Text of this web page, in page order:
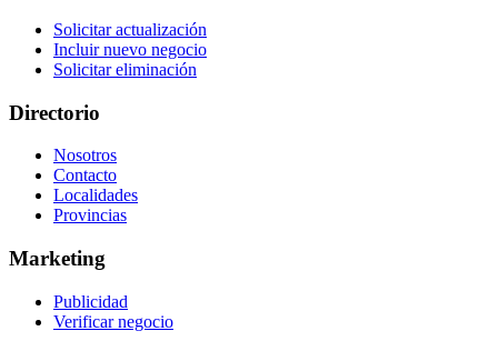
Solicitar actualización
Incluir nuevo negocio
Solicitar eliminación
Directorio
Nosotros
Contacto
Localidades
Provincias
Marketing
Publicidad
Verificar negocio